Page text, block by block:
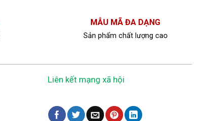
MẪU MÃ ĐA DẠNG
Sản phẩm chất lượng cao
Liên kết mạng xã hội